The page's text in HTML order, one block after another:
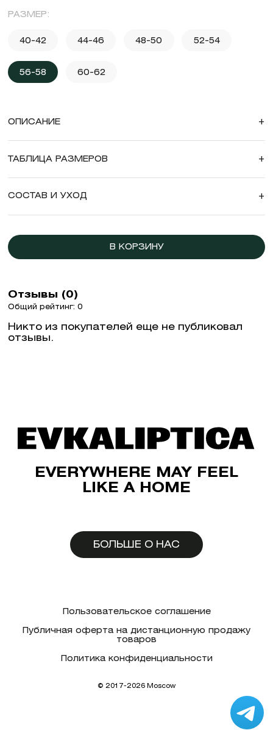
РАЗМЕР:
40-42 44-46 48-50 52-54
56-58 60-62
ОПИСАНИЕ +
ТАБЛИЦА РАЗМЕРОВ +
СОСТАВ И УХОД +
В КОРЗИНУ
Отзывы (0)
Общий рейтинг: 0
Никто из покупателей еще не публиковал
отзывы.
EVERYWHERE MAY FEEL
LIKE A HOME
БОЛЬШЕ О НАС
Пользовательское соглашение
Публичная оферта на дистанционную продажу
товаров
Политика конфиденциальности
© 2017-2026 Moscow